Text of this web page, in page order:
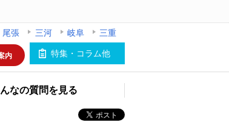
尾張 三河 岐阜
三重
特集・コラム他
内
なの質問を見る